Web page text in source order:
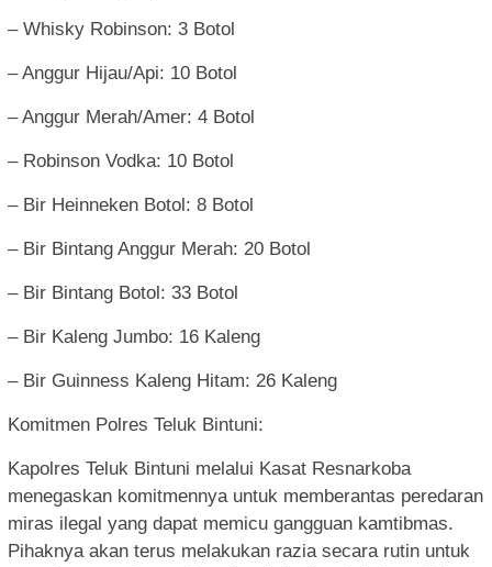
– Whisky Robinson: 3 Botol
– Anggur Hijau/Api: 10 Botol
– Anggur Merah/Amer: 4 Botol
– Robinson Vodka: 10 Botol
– Bir Heinneken Botol: 8 Botol
– Bir Bintang Anggur Merah: 20 Botol
– Bir Bintang Botol: 33 Botol
– Bir Kaleng Jumbo: 16 Kaleng
– Bir Guinness Kaleng Hitam: 26 Kaleng
Komitmen Polres Teluk Bintuni:
Kapolres Teluk Bintuni melalui Kasat Resnarkoba
menegaskan komitmennya untuk memberantas peredaran
miras ilegal yang dapat memicu gangguan kamtibmas.
Pihaknya akan terus melakukan razia secara rutin untuk